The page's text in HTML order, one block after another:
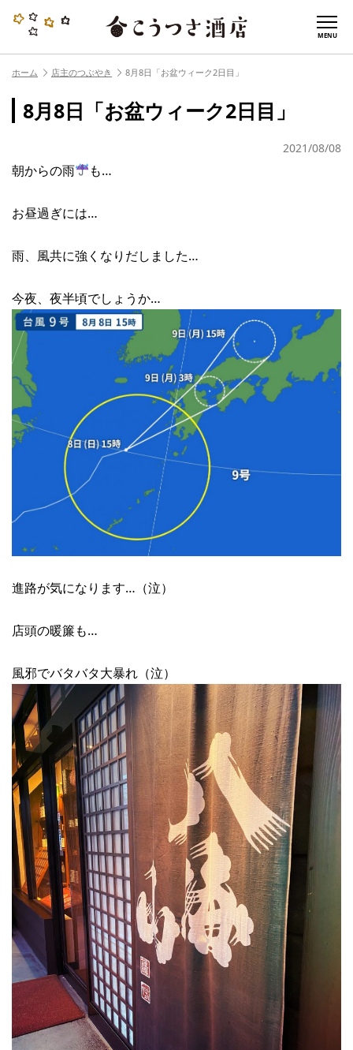
MENU
ホーム 店主のつぶやき 8月8日「お盆ウィーク2日目」
8月8日「お盆ウィーク2日目」
2021/08/08
朝からの雨 も…
お昼過ぎには…
雨、風共に強くなりだしました…
今夜、夜半頃でしょうか…
進路が気になります…（泣）
店頭の暖簾も…
風邪でバタバタ大暴れ（泣）